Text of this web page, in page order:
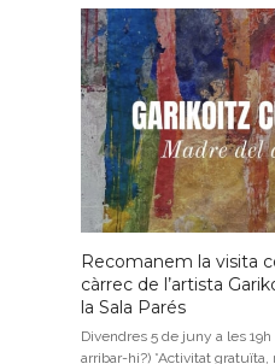
Recomanem la visita
càrrec de l’artista
la Sala Parés
Divendres 5 de juny a les 19h
arribar-hi?) *Activitat gratuïta,